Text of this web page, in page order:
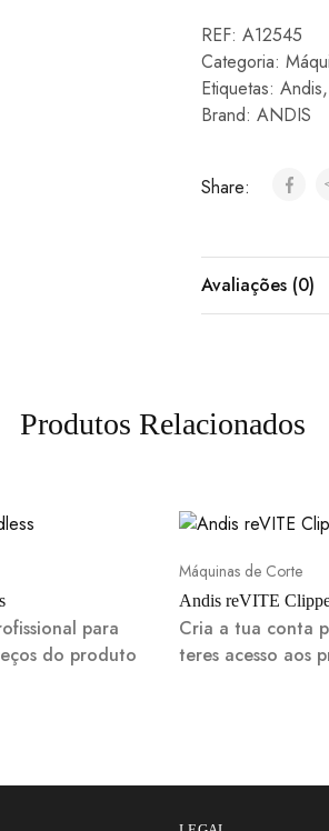
REF: A12545
Categoria:
Etiquetas: Andis,
Brand: ANDIS
Share:
Avaliações (0)
Produtos Relacionados
para
do produto
Máquinas de Corte
Andis reVITE
Cria a tua conta
teres acesso aos